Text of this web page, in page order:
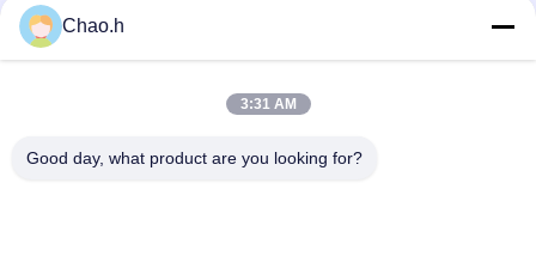
Chao.h
3:31 AM
Good day, what product are you looking for?